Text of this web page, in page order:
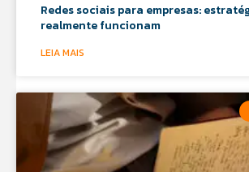
Redes sociais para empresas:
realmente funcionam
LEIA MAIS